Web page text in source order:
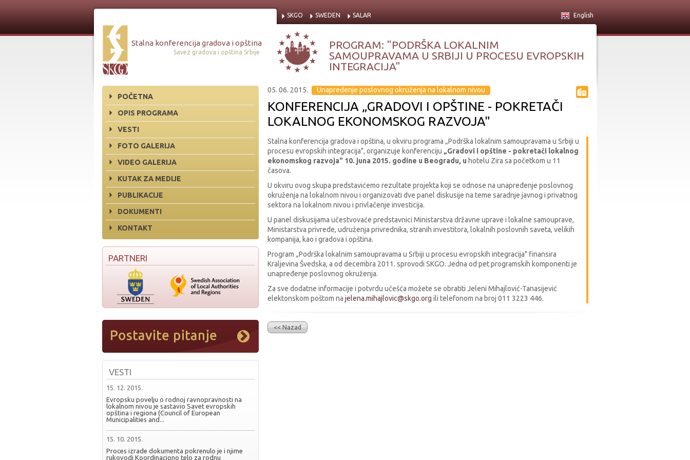
Stalna konferencija gradova i opština
Savez gradova i opština Srbije
SKGO SWEDEN SALAR English
PROGRAM: "PODRŠKA LOKALNIM
SAMOUPRAVAMA U SRBIJI U PROCESU EVROPSKIH
INTEGRACIJA"
POČETNA
OPIS PROGRAMA
VESTI
FOTO GALERIJA
VIDEO GALERIJA
KUTAK ZA MEDIJE
PUBLIKACIJE
DOKUMENTI
KONTAKT
PARTNERI
VESTI
15. 12. 2015.
Evropsku povelju o rodnoj ravnopravnosti na
lokalnom nivou je sastavio Savet evropskih
opština i regiona (Council of European
Municipalities and...
15. 10. 2015.
Proces izrade dokumenta pokrenulo je i njime
rukovodi Koordinaciono telo za rodnu
05. 06. 2015. Unapređenje poslovnog okruženja na lokalnom nivou
KONFERENCIJA „GRADOVI I OPŠTINE - POKRETAČI
LOKALNOG EKONOMSKOG RAZVOJA"
Stalna konferencija gradova i opština, u okviru programa „Podrška lokalnim samoupravama u Srbiji u
procesu evropskih integracija", organizuje konferenciju „Gradovi i opštine - pokretači lokalnog
ekonomskog razvoja" 10. juna 2015. godine u Beogradu, u hotelu Zira sa početkom u 11
časova.
U okviru ovog skupa predstavićemo rezultate projekta koji se odnose na unapređenje poslovnog
okruženja na lokalnom nivou i organizovati dve panel diskusije na teme saradnje javnog i privatnog
sektora na lokalnom nivou i privlačenje investicija.
U panel diskusijama učestvovaće predstavnici Ministarstva državne uprave i lokalne samouprave,
Ministarstva privrede, udruženja privrednika, stranih investitora, lokalnih poslovnih saveta, velikih
kompanija, kao i gradova i opština.
Program „Podrška lokalnim samoupravama u Srbiji u procesu evropskih integracija" finansira
Kraljevina Švedska, a od decembra 2011. sprovodi SKGO. Jedna od pet programskih komponenti je
unapređenje poslovnog okruženja.
Za sve dodatne informacije i potvrdu učešća možete se obratiti Jeleni Mihajlović-Tanasijević
elektonskom poštom na jelena.mihajlovic@skgo.org ili telefonom na broj 011 3223 446.
<< Nazad